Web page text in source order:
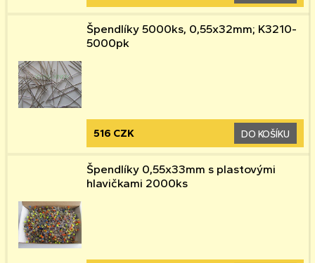
Špendlíky 5000ks, 0,55x32mm; K3210-
5000pk
516 CZK DO KOŠÍKU
Špendlíky 0,55x33mm s plastovými
hlavičkami 2000ks